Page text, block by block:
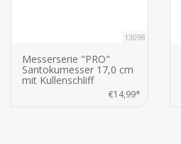
13098
Messerserie "PRO"
Santokumesser 17,0 cm
mit Kullenschliff
€14,99*